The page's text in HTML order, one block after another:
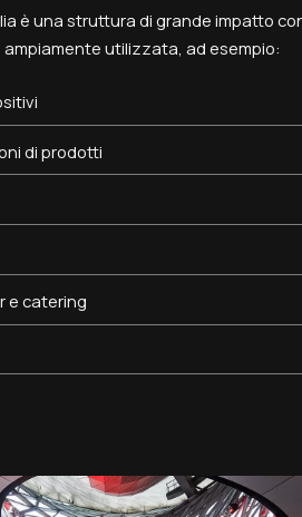
è una struttura di grande impatto
ampiamente utilizzata, ad esempio:
di prodotti
e catering